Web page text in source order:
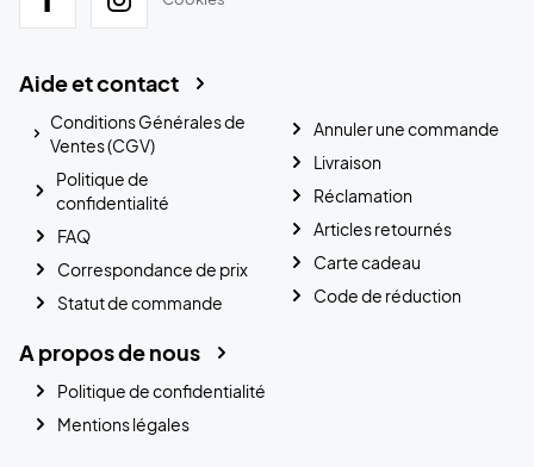
Aide et contact
Conditions Générales de
Ventes (CGV)
Politique de
confidentialité
FAQ
Correspondance de prix
Statut de commande
Annuler une commande
Livraison
Réclamation
Articles retournés
Carte cadeau
Code de réduction
A propos de nous
Politique de confidentialité
Mentions légales